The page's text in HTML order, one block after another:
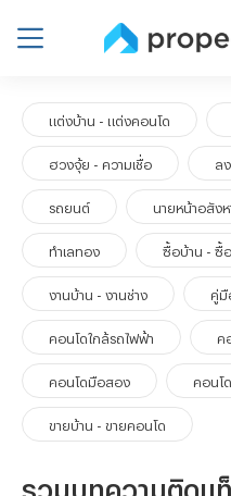
แต่งบ้าน - แต่งคอนโด
ฮวงจุ้ย - ความเชื่อ ล
รถยนต์ นายหน้าอสังห
ทำเลทอง ซื้อบ้าน - ซื้
งานบ้าน - งานช่าง คู่มื
คอนโดใกล้รถไฟฟ้า ค
คอนโดมือสอง คอนโ
ขายบ้าน - ขายคอนโด
รวมบทความติดแ